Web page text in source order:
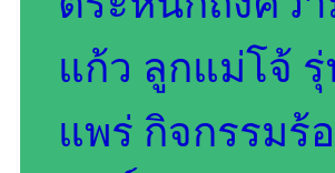
แก้ว ลูกแม่โจ้
แพร่ กิจกรรมร้